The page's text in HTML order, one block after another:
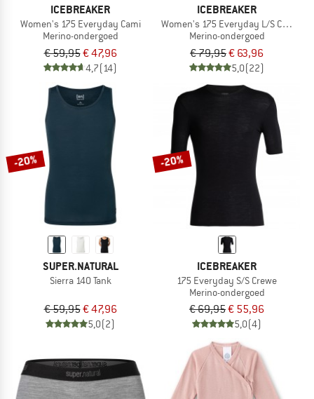
ICEBREAKER
Women's 175 Everyday Cami
Merino-ondergoed
€ 59,95€ 47,96
4,7(14)
ICEBREAKER
Women's 175 Everyday L/S Crewe
Merino-ondergoed
€ 79,95€ 63,96
5,0(22)
-20%
SUPER.NATURAL
Sierra 140 Tank
€ 59,95€ 47,96
5,0(2)
-20%
ICEBREAKER
175 Everyday S/S Crewe
Merino-ondergoed
€ 69,95€ 55,96
5,0(4)